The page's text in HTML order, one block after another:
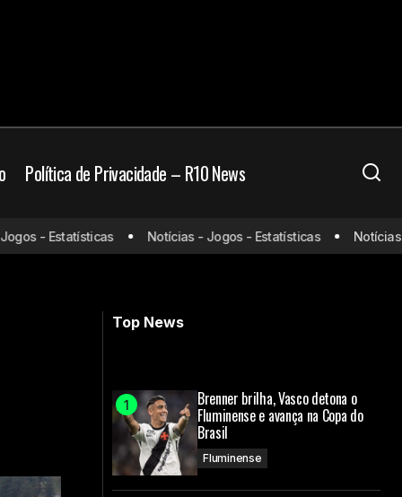
Política de Privacidade – R10 News
assistir e
Confira as melhores campanhas do
século na fase de grupos da
Libertadores
- Estatísticas Notícias - Jogos - Estatísticas Notícias -
Top News
Brenner brilha, Vasco detona o
Fluminense e avança na Copa do
Brasil
Fluminense